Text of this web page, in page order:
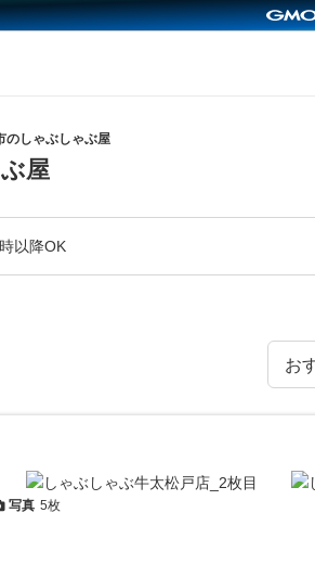
のしゃぶしゃぶ屋
屋
以降OK
写真 5枚